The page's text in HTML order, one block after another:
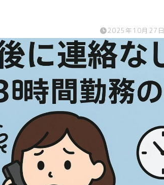
2025年10月27日